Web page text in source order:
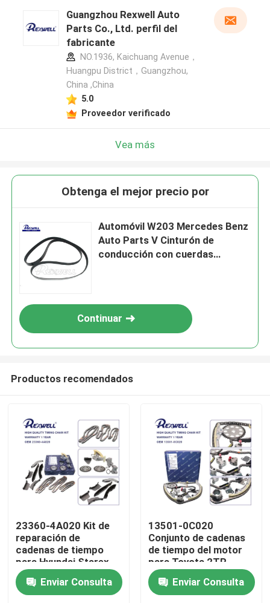
En casa
Productos
Los vídeos
Guangzhou Rexwell Auto
Parts Co., Ltd. perfil del
fabricante
NO.1936, Kaichuang Avenue，
Huangpu District，Guangzhou,
China ,China
5.0
Proveedor verificado
Vea más
Obtenga el mejor precio por
Automóvil W203 Mercedes Benz
Auto Parts V Cinturón de
conducción con cuerdas
Continuar
Productos recomendados
23360-4A020 Kit de
reparación de
cadenas de tiempo
para Hyundai Starex
H-1 Kia K2500 Porter
SorentoEnviar Consulta
13501-0C020
Conjunto de cadenas
de tiempo del motor
para Toyota 2TR
Enviar Consulta